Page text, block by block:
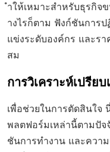
ำให้เหมาะสำหรับธุรกิจ
างไรก็ตาม ฟังก์ชันการ
แข่งระดับองค์กร และร
สม
การวิเคราะห์เปรีย
เพื่อช่วยในการตัดสินใจ
พลตฟอร์มเหล่านี้ตามปัจ
ชันการทำงาน และควา